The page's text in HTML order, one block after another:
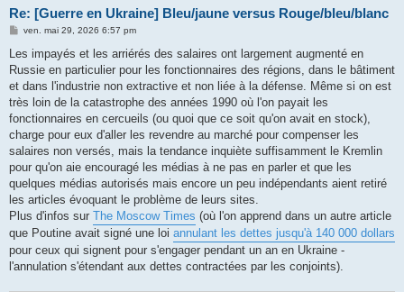
Re: [Guerre en Ukraine] Bleu/jaune versus Rouge/bleu/blanc
M
s
a
g
ven. mai 29, 2026 6:57 pm
Les impayés et les arriérés des salaires ont largement augmenté en
Russie en particulier pour les fonctionnaires des régions, dans le bâtiment
et dans l'industrie non extractive et non liée à la défense. Même si on est
très loin de la catastrophe des années 1990 où l'on payait les
fonctionnaires en cercueils (ou quoi que ce soit qu'on avait en stock),
charge pour eux d'aller les revendre au marché pour compenser les
salaires non versés, mais la tendance inquiète suffisamment le Kremlin
pour qu'on aie encouragé les médias à ne pas en parler et que les
quelques médias autorisés mais encore un peu indépendants aient retiré
les articles évoquant le problème de leurs sites.
Plus d'infos sur The Moscow Times (où l'on apprend dans un autre article
que Poutine avait signé une loi annulant les dettes jusqu'à 140 000 dollars
pour ceux qui signent pour s'engager pendant un an en Ukraine -
l'annulation s'étendant aux dettes contractées par les conjoints).